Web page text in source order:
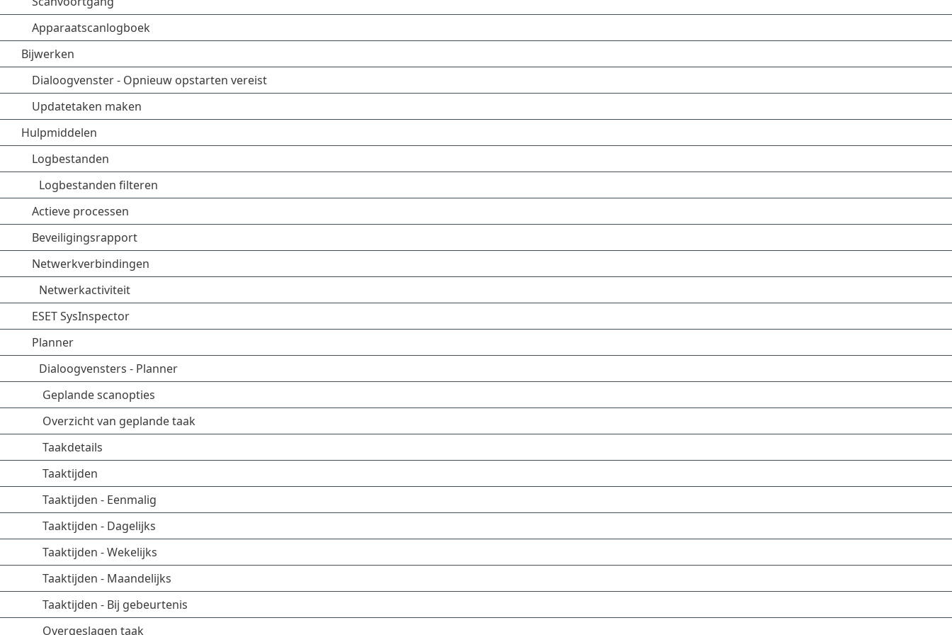
Apparaatscanlogboek
Bijwerken
Dialoogvenster - Opnieuw opstarten vereist
Updatetaken maken
Hulpmiddelen
Logbestanden
Logbestanden filteren
Actieve processen
Beveiligingsrapport
Netwerkverbindingen
Netwerkactiviteit
ESET SysInspector
Planner
Dialoogvensters - Planner
Geplande scanopties
Overzicht van geplande taak
Taakdetails
Taaktijden
Taaktijden - Eenmalig
Taaktijden - Dagelijks
Taaktijden - Wekelijks
Taaktijden - Maandelijks
Taaktijden - Bij gebeurtenis
Overgeslagen taak